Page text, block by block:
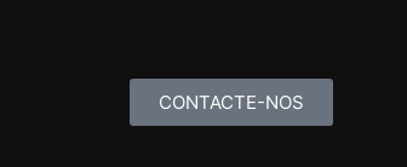
CONTACTE-NOS